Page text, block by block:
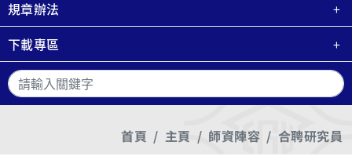
規章辦法
下載專區
搜
首頁 主頁 師資陣容 合聘研究員